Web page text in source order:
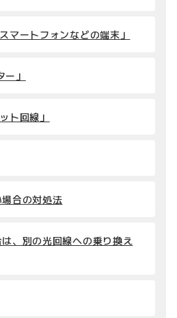
マートフォンなどの端末」
」
ト回線」
合の対処法
、別の光回線への乗り換え